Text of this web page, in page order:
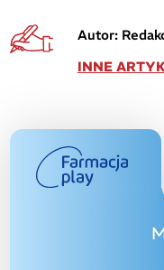
Autor:
INNE